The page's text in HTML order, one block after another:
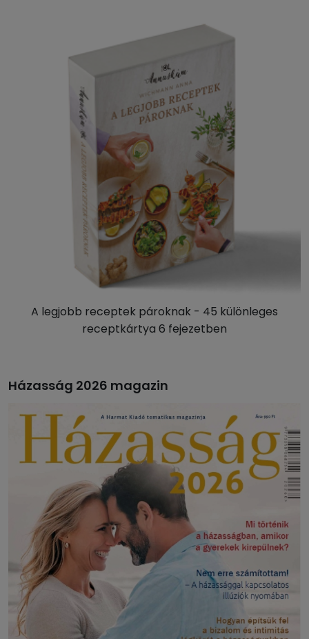
A legjobb receptek pároknak - 45 különleges
receptkártya 6 fejezetben
Házasság 2026 magazin